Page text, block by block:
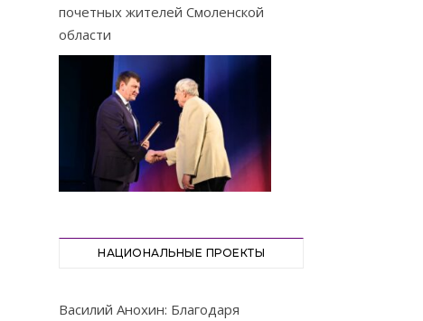
почетных жителей Смоленской
области
НАЦИОНАЛЬНЫЕ ПРОЕКТЫ
Василий Анохин: Благодаря